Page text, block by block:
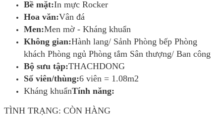
Bề mặt:In mực Rocker
Hoa văn:Vân đá
Men:Men mờ - Kháng khuẩn
Không gian:Hành lang/ Sảnh Phòng bếp Phòng
khách Phòng ngủ Phòng tắm Sân thượng/ Ban công
Bộ sưu tập:THACHDONG
Số viên/thùng:6 viên = 1.08m2
Kháng khuẩnTính năng:
TÌNH TRẠNG: CÒN HÀNG